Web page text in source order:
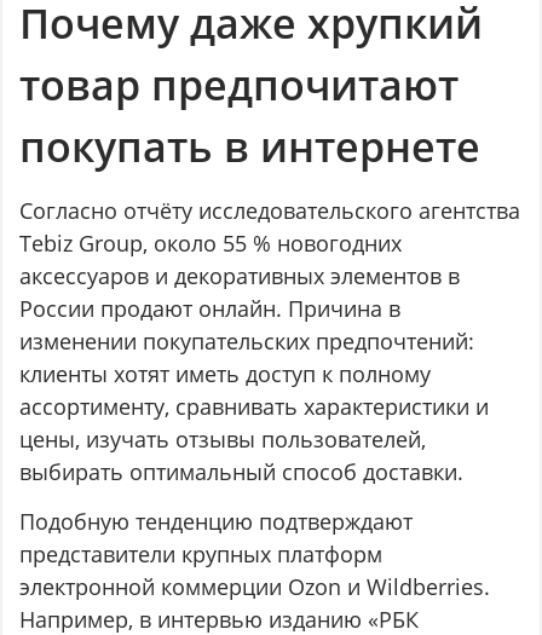
Почему даже хрупкий
товар предпочитают
покупать в интернете
Согласно отчёту исследовательского агентства
Tebiz Group, около 55 % новогодних
аксессуаров и декоративных элементов в
России продают онлайн. Причина в
изменении покупательских предпочтений:
клиенты хотят иметь доступ к полному
ассортименту, сравнивать характеристики и
цены, изучать отзывы пользователей,
выбирать оптимальный способ доставки.
Подобную тенденцию подтверждают
представители крупных платформ
электронной коммерции Ozon и Wildberries.
Например, в интервью изданию «РБК